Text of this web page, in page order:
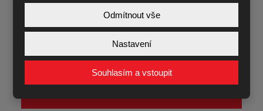
Souhlasím
údajů.
Souhlasím se zpracovánímosobních údajů.
Odmítnout vše
Nastavení
Souhlasím a vstoupit